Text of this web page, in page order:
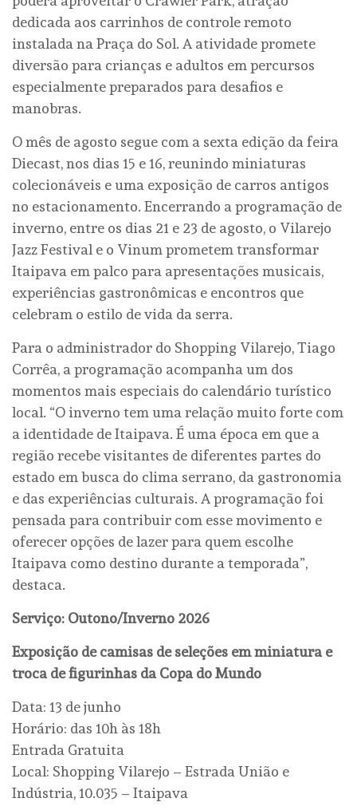
dedicada aos carrinhos de controle remoto
instalada na Praça do Sol. A atividade promete
diversão para crianças e adultos em percursos
especialmente preparados para desafios e
manobras.
O mês de agosto segue com a sexta edição da feira
Diecast, nos dias 15 e 16, reunindo miniaturas
colecionáveis e uma exposição de carros antigos
no estacionamento. Encerrando a programação de
inverno, entre os dias 21 e 23 de agosto, o Vilarejo
Jazz Festival e o Vinum prometem transformar
Itaipava em palco para apresentações musicais,
experiências gastronômicas e encontros que
celebram o estilo de vida da serra.
Para o administrador do Shopping Vilarejo, Tiago
Corrêa, a programação acompanha um dos
momentos mais especiais do calendário turístico
local. “O inverno tem uma relação muito forte com
a identidade de Itaipava. É uma época em que a
região recebe visitantes de diferentes partes do
estado em busca do clima serrano, da gastronomia
e das experiências culturais. A programação foi
pensada para contribuir com esse movimento e
oferecer opções de lazer para quem escolhe
Itaipava como destino durante a temporada”,
destaca.
Serviço: Outono/Inverno 2026
Exposição de camisas de seleções em miniatura e
troca de figurinhas da Copa do Mundo
Data: 13 de junho
Horário: das 10h às 18h
Entrada Gratuita
Local: Shopping Vilarejo – Estrada União e
Indústria, 10.035 – Itaipava